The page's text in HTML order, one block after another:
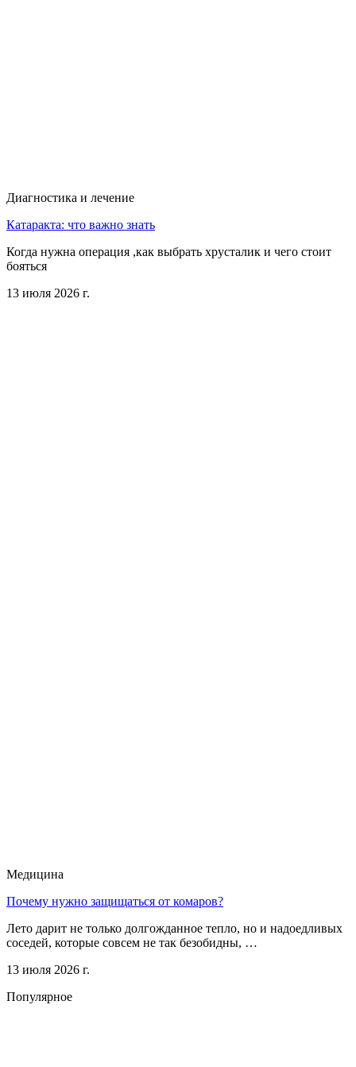
Диагностика и лечение
Катаракта: что важно знать
Когда нужна операция ,как выбрать хрусталик и чего стоит
бояться
13 июля 2026 г.
Медицина
Почему нужно защищаться от комаров?
Лето дарит не только долгожданное тепло, но и надоедливых
соседей, которые совсем не так безобидны, …
13 июля 2026 г.
Популярное